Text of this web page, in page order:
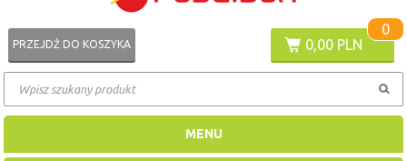
0,00 PLN
0
PRZEJDŹ DO KOSZYKA
MENU